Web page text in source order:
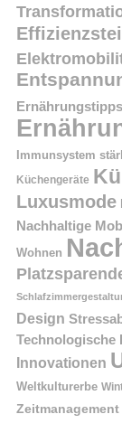
Ernährungstipps
Immunsystem
Küchengeräte
Luxusmode
Nachhaltige
Wohnen
Design
Technologische
Innovationen
Weltkulturerbe
Zeitmanagement